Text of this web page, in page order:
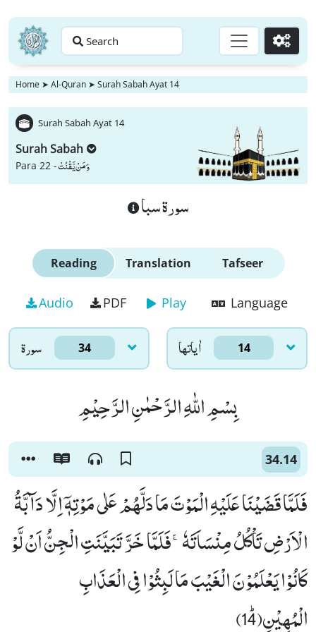
Search Go
Home ➤ Al-Quran ➤ Surah Sabah Ayat 14
Surah Sabah Ayat 14
Surah Sabah
Para 22 -وَ مَنْ یَّقْنُتْ
سورة سبا
Reading Translation Tafseer
Audio PDF Play Language
سورۃ 34 اٰياتها 14
بِسْمِ اللّٰهِ الرَّحْمٰنِ الرَّحِیْمِ
34.14
فَلَمَّا قَضَیْنَا عَلَیْهِ الْمَوْتَ مَا دَلَّهُمْ عَلٰى مَوْتِهٖۤ اِلَّا دَآبَّةُ
الْاَرْضِ تَاْكُلُ مِنْسَاَتَهٗۚ-فَلَمَّا خَرَّ تَبَیَّنَتِ الْجِنُّ اَنْ لَّوْ
كَانُوْا یَعْلَمُوْنَ الْغَیْبَ مَا لَبِثُوْا فِی الْعَذَابِ
الْمُهِیْنِﭤ(14)